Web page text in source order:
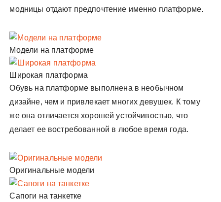
модницы отдают предпочтение именно платформе.
Модели на платформе
Широкая платформа
Обувь на платформе выполнена в необычном
дизайне, чем и привлекает многих девушек. К тому
же она отличается хорошей устойчивостью, что
делает ее востребованной в любое время года.
Оригинальные модели
Сапоги на танкетке